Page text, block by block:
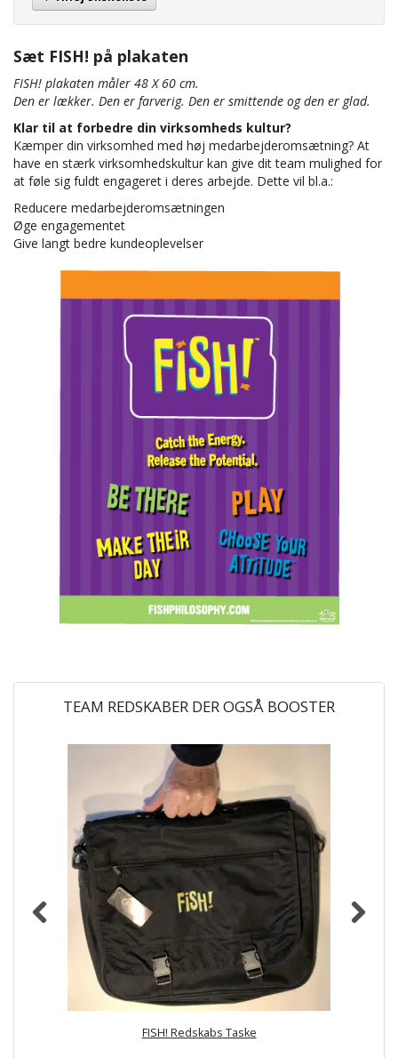
Sæt FISH! på plakaten
FISH! plakaten måler 48 X 60 cm.
Den er lækker. Den er farverig. Den er smittende og den er glad.
Klar til at forbedre din virksomheds kultur?
Kæmper din virksomhed med høj medarbejderomsætning? At
have en stærk virksomhedskultur kan give dit team mulighed for
at føle sig fuldt engageret i deres arbejde. Dette vil bl.a.:
Reducere medarbejderomsætningen
Øge engagementet
Give langt bedre kundeoplevelser
TEAM REDSKABER DER OGSÅ BOOSTER
FISH! Redskabs Taske